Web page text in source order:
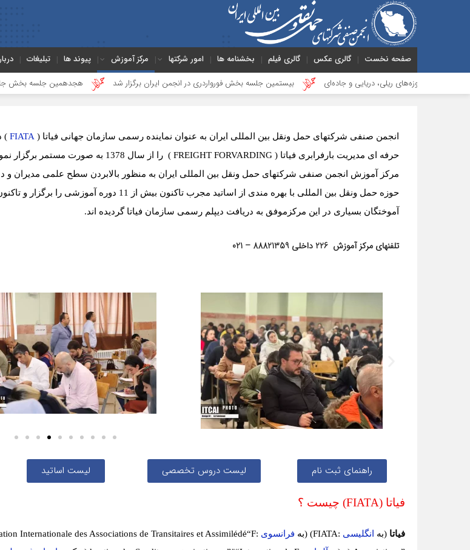
صفحه نخست گالری عکس گالری فیلم بخشنامه ها امور شرکتها مرکز آموزش پیوند ها تبلیغات
ریلی، دریایی و جاده‌ای بیستمین جلسه بخش فورواردری در انجمن ایران برگزار شد هجدهمین جلسه بخش جاده ای برگزار
انجمن صنفی شرکتهای حمل ونقل بین المللی ایران به عنوان نماینده رسمی سازمان جهانی فیاتا ( FIATA
)
حرفه ای مدیریت بارفرابری فیاتا ( FREIGHT FORVARDING
)
را از سال 1378 به صورت مستمر
مرکز آموزش انجمن صنفی شرکتهای حمل ونقل بین المللی ایران به منظور بالابردن سطح علمی مدیران و
حوزه حمل ونقل بین المللی با بهره مندی از اساتید مجرب تاکنون بیش از 11 دوره آموزشی را برگزار و تاکنون
آموختگان بسیاری در این مرکز موفق به دریافت دیپلم رسمی سازمان فیاتا گردیده اند.
تلفنهای مرکز آموزش 226 داخلی 88821359 – 021
راهنمای ثبت نام لیست دروس تخصصی لیست اساتید
فیاتا (FIATA) چیست ؟
فیاتا (به انگلیسی :
FIATA
) (به فرانسوی :
“F
é
d
é
Internationale des Associations de Transitaires et Assimil